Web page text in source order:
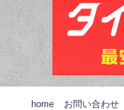
home お問い合わせ